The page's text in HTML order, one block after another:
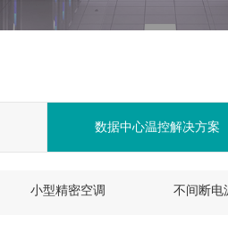
数据中心温控解决方案
小型精密空调 不间断电